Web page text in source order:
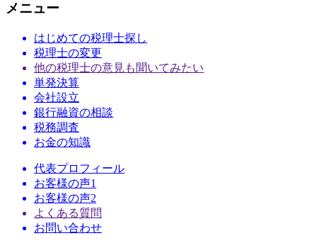
メニュー
はじめての税理士探し
税理士の変更
他の税理士の意見も聞いてみたい
単発決算
会社設立
銀行融資の相談
税務調査
お金の知識
代表プロフィール
お客様の声1
お客様の声2
よくある質問
お問い合わせ